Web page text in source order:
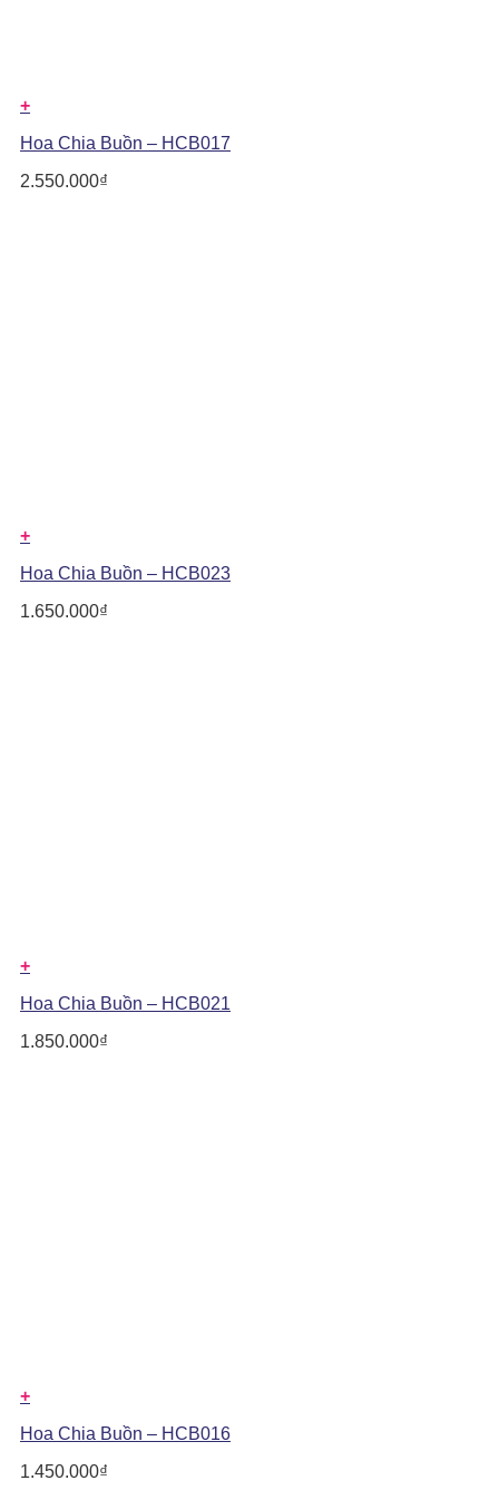
+
Hoa Chia Buồn – HCB017
2.550.000₫
+
Hoa Chia Buồn – HCB023
1.650.000₫
+
Hoa Chia Buồn – HCB021
1.850.000₫
+
Hoa Chia Buồn – HCB016
1.450.000₫